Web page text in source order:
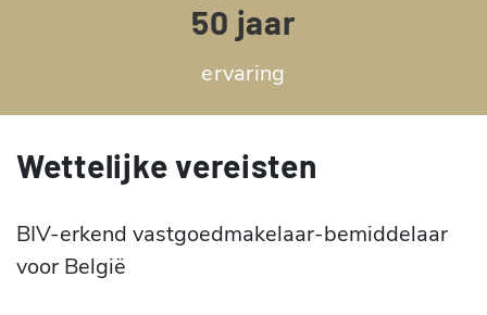
50 jaar
ervaring
Wettelijke vereisten
BIV-erkend vastgoedmakelaar-bemiddelaar
voor België